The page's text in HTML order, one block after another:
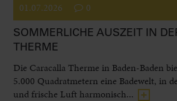
01.07.2026 0
SOMMERLICHE AUSZEIT IN
THERME
Die Caracalla Therme in Baden-Baden
5.000 Quadratmetern eine Badewelt, in
und frische Luft harmonisch...